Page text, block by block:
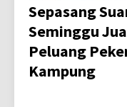
Sepasang
Seminggu
Peluang
Kampung